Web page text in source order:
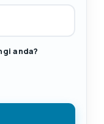
anda?